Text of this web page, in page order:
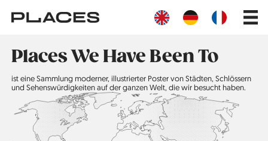
zum
Inhalt
Main
Places We Have Been To
ist eine Sammlung moderner, illustrierter Poster von Städten, Schlössern
und Sehenswürdigkeiten auf der ganzen Welt, die wir besucht haben.